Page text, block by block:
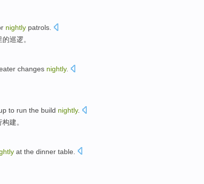
nightly patrols
的巡逻。
changes nightly.
to run the build nightly.
构建。
at the dinner table